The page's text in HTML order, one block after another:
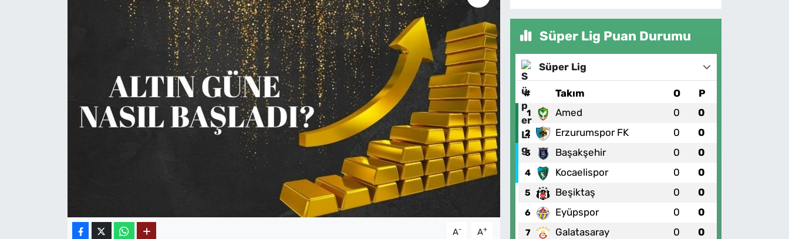
A- A+
Süper Lig Puan Durumu
Süper Lig
# Takım O P
1 Amed 0 0
2 Erzurumspor FK 0 0
3 Başakşehir 0 0
4 Kocaelispor 0 0
5 Beşiktaş 0 0
6 Eyüpspor 0 0
7 Galatasaray 0 0